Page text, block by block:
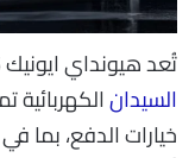
تُعد هيونداي ايونيك 6 2025 واحدة من أكثر
السيدان
خيارات الدفع، بما